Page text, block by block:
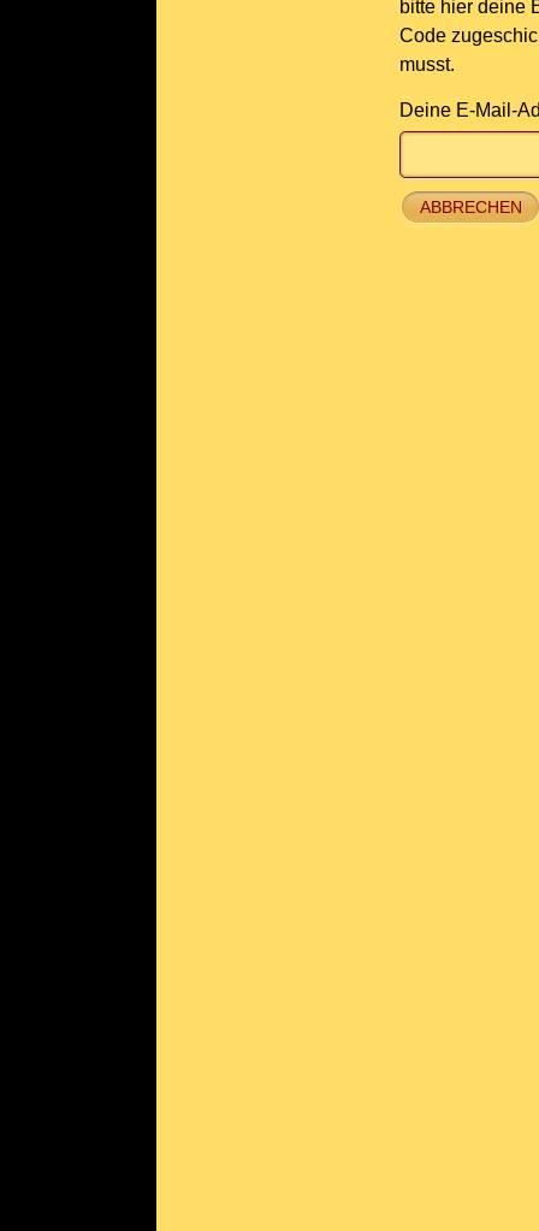
bitte hier deine
Code
musst.
Deine E-Mail-
ABBRECHEN